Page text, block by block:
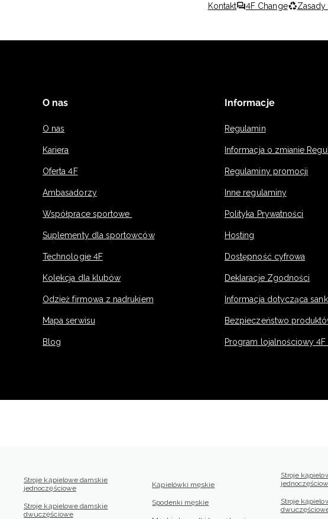
Kontakt 4F Change
O nas
O nas
Kariera
Oferta 4F
Ambasadorzy
Współprace sportowe
Suplementy dla sportowców
Technologie 4F
Kolekcja dla klubów
Odzież firmowa z nadrukiem
Mapa serwisu
Blog
Informacje
Regulamin
Informacja o zmianie
Regulaminy promocji
Inne regulaminy
Polityka Prywatności
Hosting
Dostępność cyfrowa
Deklaracje Zgodności
Informacja dotycząca
Bezpieczeństwo
Program lojalnościowy 4F
Stroje kąpielowe damskie
jednoczęściowe
Stroje kąpielowe damskie
dwuczęściowe
Kąpielówki męskie
Spodenki męskie
Stroje
Stroje